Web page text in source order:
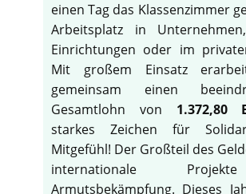
einen Tag das Klassenzimmer
Arbeitsplatz in
Einrichtungen oder im
Mit großem Einsatz
gemeinsam einen
Gesamtlohn von 1.372,80
starkes Zeichen für
Mitgefühl! Der Großteil des
internationale
Armutsbekämpfung. Dieses